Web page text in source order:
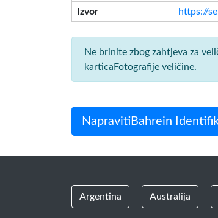
Izvor https://
Ne brinite zbog zahtjeva za
karticaFotografije veličine.
NapravitiBahrein
Argentina Australija